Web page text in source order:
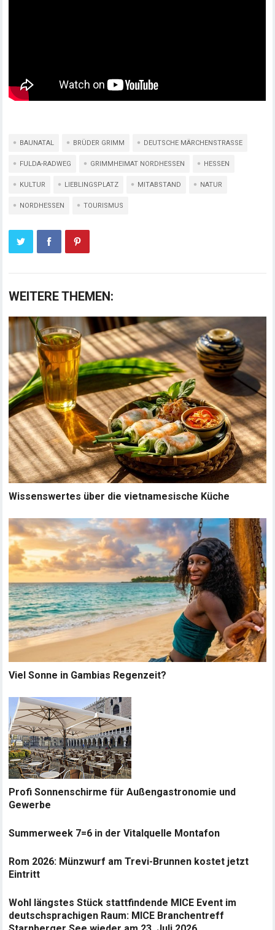
BAUNATAL BRÜDER GRIMM DEUTSCHE MÄRCHENSTRASSE
FULDA-RADWEG GRIMMHEIMAT NORDHESSEN HESSEN
KULTUR LIEBLINGSPLATZ MITABSTAND NATUR
NORDHESSEN TOURISMUS
WEITERE THEMEN:
Wissenswertes über die vietnamesische Küche
Viel Sonne in Gambias Regenzeit?
Profi Sonnenschirme für Außengastronomie und
Gewerbe
Summerweek 7=6 in der Vitalquelle Montafon
Rom 2026: Münzwurf am Trevi-Brunnen kostet jetzt
Eintritt
Wohl längstes Stück stattfindende MICE Event im
deutschsprachigen Raum: MICE Branchentreff